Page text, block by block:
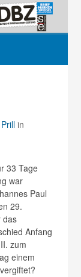
in
33 Tage
war
Paul
29.
das
Anfang
zum
einem